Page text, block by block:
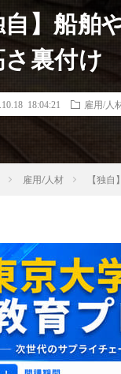
自】船
裏付け
18:04:21 雇用/人
雇用/人材 【独